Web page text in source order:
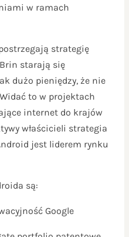
w ramach
strategię
Brin starają się
dużo pieniędzy, że nie
to w projektach
internet do krajów
właścicieli strategia
jest liderem rynku
są:
Google